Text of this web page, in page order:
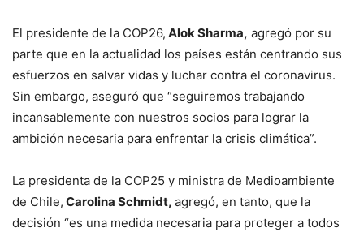
El presidente de la COP26, Alok Sharma, agregó por su
parte que en la actualidad los países están centrando sus
esfuerzos en salvar vidas y luchar contra el coronavirus.
Sin embargo, aseguró que “seguiremos trabajando
incansablemente con nuestros socios para lograr la
ambición necesaria para enfrentar la crisis climática”.
La presidenta de la COP25 y ministra de Medioambiente
de Chile, Carolina Schmidt, agregó, en tanto, que la
decisión “es una medida necesaria para proteger a todos